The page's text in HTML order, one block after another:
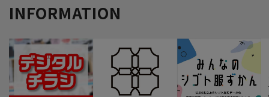
INFORMATION